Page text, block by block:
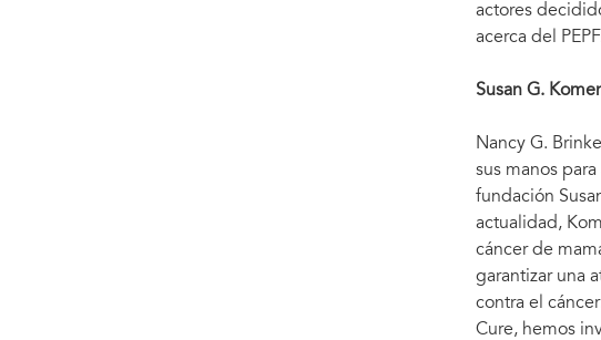
actores
acerca del
Susan G.
Nancy G.
sus manos
fundación
actualidad,
cáncer de
garantizar una
contra el
Cure, hemos